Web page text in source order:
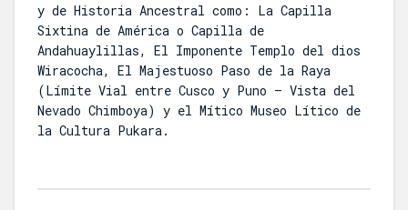
y de Historia Ancestral como: La Capilla
Sixtina de América o Capilla de
Andahuaylillas, El Imponente Templo del dios
Wiracocha, El Majestuoso Paso de la Raya
(Límite Vial entre Cusco y Puno – Vista del
Nevado Chimboya) y el Mítico Museo Lítico de
la Cultura Pukara.